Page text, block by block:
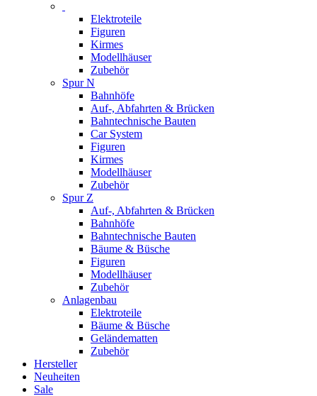
Elektroteile
Figuren
Kirmes
Modellhäuser
Zubehör
Spur N
Bahnhöfe
Auf-, Abfahrten & Brücken
Bahntechnische Bauten
Car System
Figuren
Kirmes
Modellhäuser
Zubehör
Spur Z
Auf-, Abfahrten & Brücken
Bahnhöfe
Bahntechnische Bauten
Bäume & Büsche
Figuren
Modellhäuser
Zubehör
Anlagenbau
Elektroteile
Bäume & Büsche
Geländematten
Zubehör
Hersteller
Neuheiten
Sale